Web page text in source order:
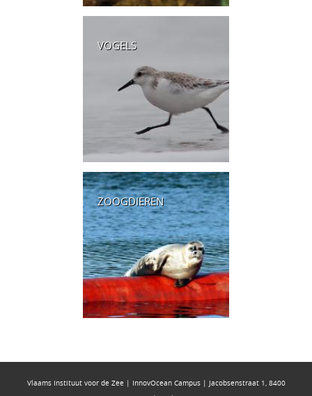
VOGELS
ZOOGDIEREN
Vlaams Instituut voor de Zee | InnovOcean Campus | Jacobsenstraat 1, 8400